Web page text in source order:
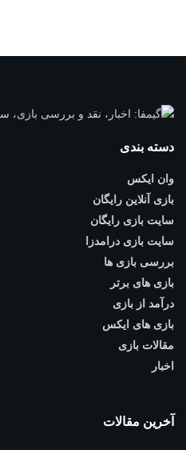
دسته بندی
وان ایکس
بازی آنلاین رایگان
سایت بازی رایگان
سایت بازی درامدزا
بررسی بازی ها
بازی های برتر
درآمد از بازی
بازی های ایکس
مقالات بازی
اخبار
آخرین مقالات